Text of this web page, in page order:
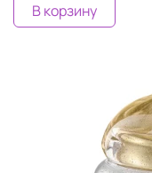
В корзину